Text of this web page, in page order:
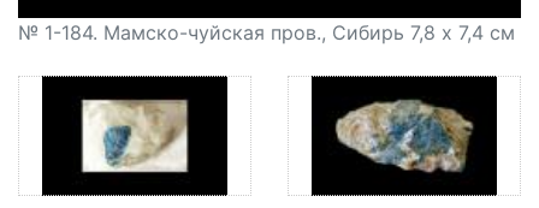
№ 1-184. Мамско-чуйская пров., Сибирь 7,8 х 7,4 см